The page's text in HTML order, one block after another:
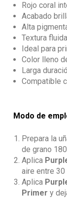
Rojo coral
Acabado
Alta
Textura
Ideal para
Color lleno
Larga
Compatible
Modo de
Prepara la
de grano
Aplica
aire entre
Aplica
Primer y